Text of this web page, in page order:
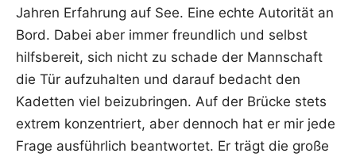
Jah­ren Erfah­rung auf See. Eine ech­te Auto­ri­tät an
Bord. Dabei aber immer freund­lich und selbst
hilfs­be­reit, sich nicht zu scha­de der Mann­schaft
die Tür auf­zu­hal­ten und dar­auf bedacht den
Kadet­ten viel bei­zu­brin­gen. Auf der Brü­cke stets
extrem kon­zen­triert, aber den­noch hat er mir jede
Fra­ge aus­führ­lich beant­wor­tet. Er trägt die gro­ße